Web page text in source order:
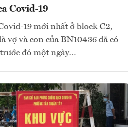
Covid-19
19 mới nhất ở block C2,
vợ và con của BN10436 đã có
đó một ngày…